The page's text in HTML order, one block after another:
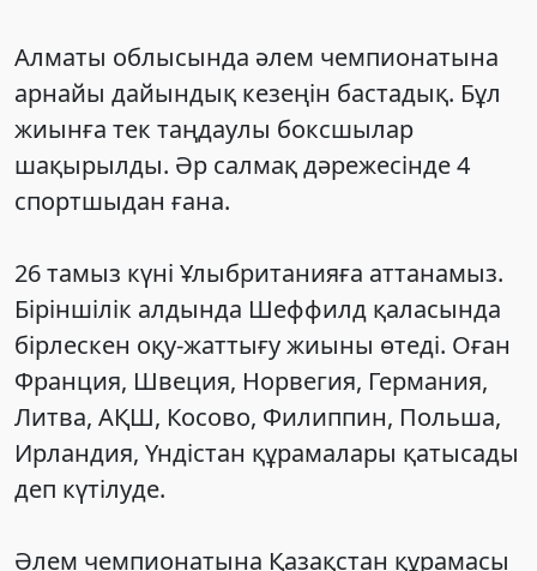
Алматы облысында әлем чемпионатына
арнайы дайындық кезеңін бастадық. Бұл
жиынға тек таңдаулы боксшылар
шақырылды. Әр салмақ дәрежесінде 4
спортшыдан ғана.
26 тамыз күні Ұлыбританияға аттанамыз.
Біріншілік алдында Шеффилд қаласында
бірлескен оқу-жаттығу жиыны өтеді. Оған
Франция, Швеция, Норвегия, Германия,
Литва, АҚШ, Косово, Филиппин, Польша,
Ирландия, Үндістан құрамалары қатысады
деп күтілуде.
Әлем чемпионатына Қазақстан құрамасы